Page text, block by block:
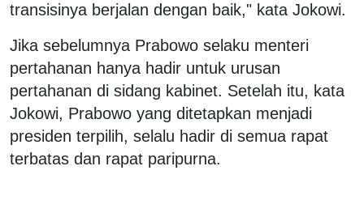
transisinya berjalan dengan baik," kata Jokowi.
Jika sebelumnya Prabowo selaku menteri
pertahanan hanya hadir untuk urusan
pertahanan di sidang kabinet. Setelah itu, kata
Jokowi, Prabowo yang ditetapkan menjadi
presiden terpilih, selalu hadir di semua rapat
terbatas dan rapat paripurna.